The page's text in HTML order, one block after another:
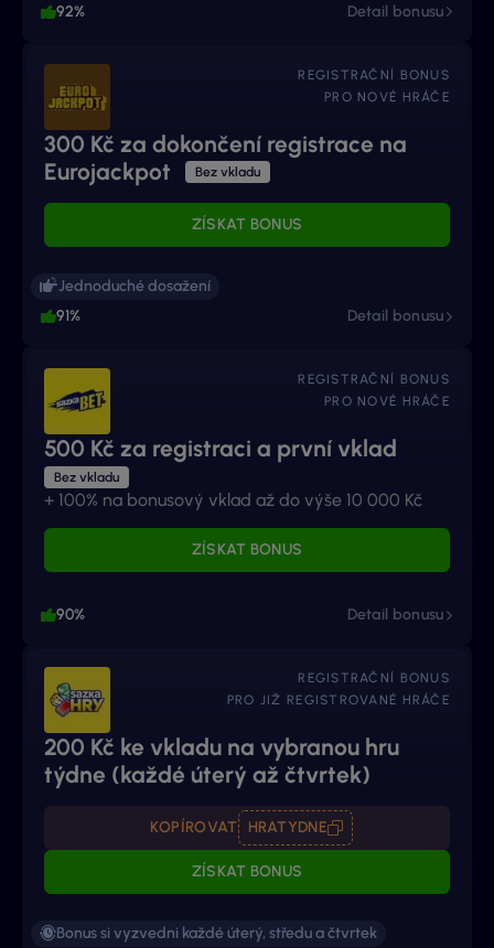
92% Detail bonusu
REGISTRAČNÍ BONUS
PRO NOVÉ HRÁČE
300 Kč za dokončení registrace na
Eurojackpot
Bez vkladu
ZÍSKAT BONUS
Jednoduché dosažení
91%
Detail bonusu
REGISTRAČNÍ BONUS
PRO NOVÉ HRÁČE
500 Kč za registraci a první vklad
Bez vkladu
+ 100% na bonusový vklad až do výše 10 000 Kč
ZÍSKAT BONUS
90% Detail bonusu
REGISTRAČNÍ BONUS
PRO JIŽ REGISTROVANÉ HRÁČE
200 Kč ke vkladu na vybranou hru
týdne (každé úterý až čtvrtek)
KOPÍROVAT HRATYDNE
ZÍSKAT BONUS
Bonus si vyzvedni každé úterý, středu a čtvrtek